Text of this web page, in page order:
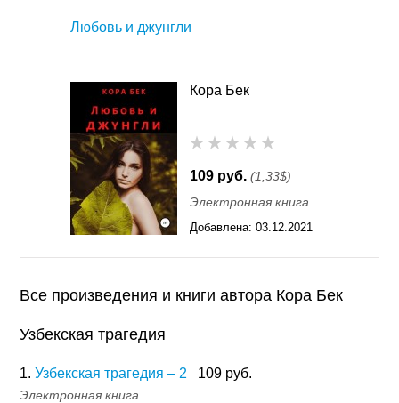
Любовь и джунгли
Кора Бек
109 руб. (1,33$)
Электронная книга
Добавлена: 03.12.2021
Все произведения и книги автора Кора Бек
Узбекская трагедия
1. Узбекская трагедия – 2 109 руб.
Электронная книга